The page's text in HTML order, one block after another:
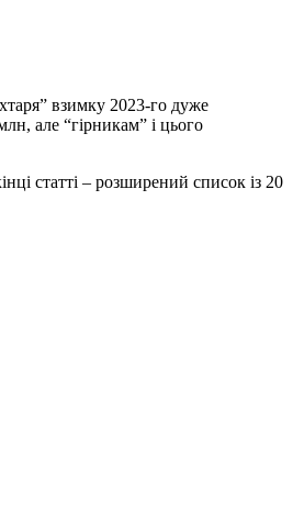
взимку 2023-го дуже
але “гірникам” і цього
статті – розширений список із 20